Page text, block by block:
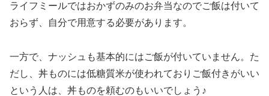
ライフミールではおかずのみのお弁当なのでご飯は付いて
おらず、自分で用意する必要があります。
一方で、ナッシュも基本的にはご飯が付いていません。た
だし、丼ものには低糖質米が使われておりご飯付きがいい
という人は、丼ものを頼むのもいいでしょう♪